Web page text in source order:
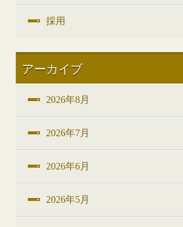
採用
アーカイブ
2026年8月
2026年7月
2026年6月
2026年5月